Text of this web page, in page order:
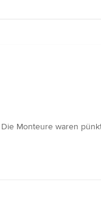
Monteure waren